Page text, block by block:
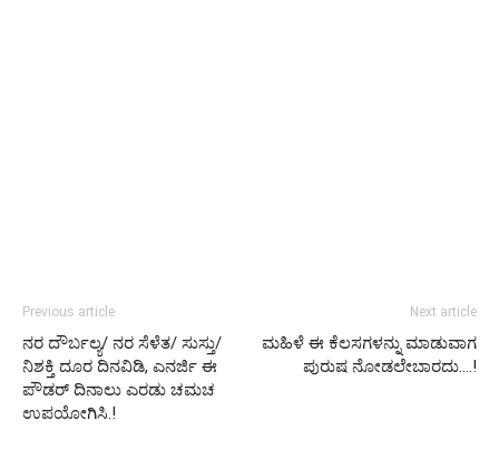
Previous article
ನರ ದೌರ್ಬಲ್ಯ/ ನರ ಸೆಳೆತ/ ಸುಸ್ತು/
ನಿಶಕ್ತಿ ದೂರ ದಿನವಿಡಿ, ಎನರ್ಜಿ ಈ
ಪೌಡರ್ ದಿನಾಲು ಎರಡು ಚಮಚ
ಉಪಯೋಗಿಸಿ.!
Next article
ಮಹಿಳೆ ಈ ಕೆಲಸಗಳನ್ನು ಮಾಡುವಾಗ
ಪುರುಷ ನೋಡಲೇಬಾರದು….!